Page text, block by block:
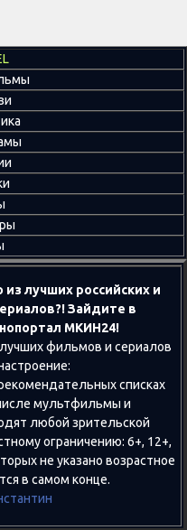
лучших российских и
Зайдите в
МКИН24!
фильмов и сериалов
списках
мультфильмы и
любой зрительской
ограничению: 6+, 12+,
не указано возрастное
в самом конце.